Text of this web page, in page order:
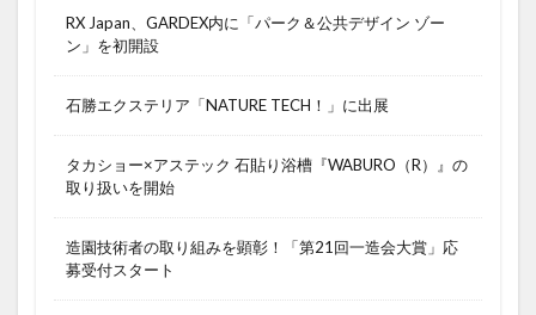
RX Japan、GARDEX内に「パーク＆公共デザイン ゾー
ン」を初開設
石勝エクステリア「NATURE TECH！」に出展
タカショー×アステック 石貼り浴槽『WABURO（R）』の
取り扱いを開始
造園技術者の取り組みを顕彰！「第21回一造会大賞」応
募受付スタート